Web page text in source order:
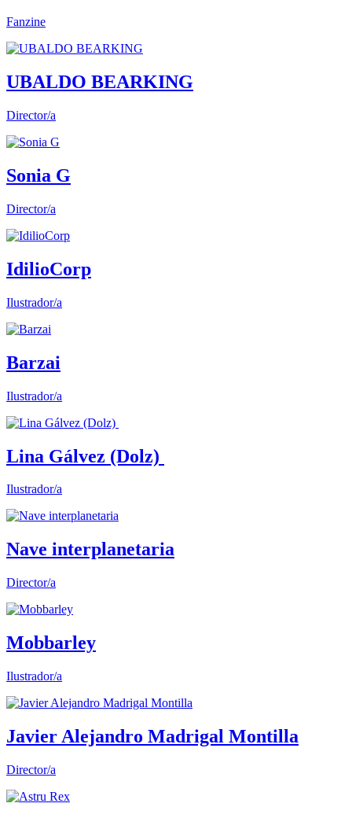
Fanzine
UBALDO BEARKING
Director/a
Sonia G
Director/a
IdilioCorp
Ilustrador/a
Barzai
Ilustrador/a
Lina Gálvez (Dolz)
Ilustrador/a
Nave interplanetaria
Director/a
Mobbarley
Ilustrador/a
Javier Alejandro Madrigal Montilla
Director/a